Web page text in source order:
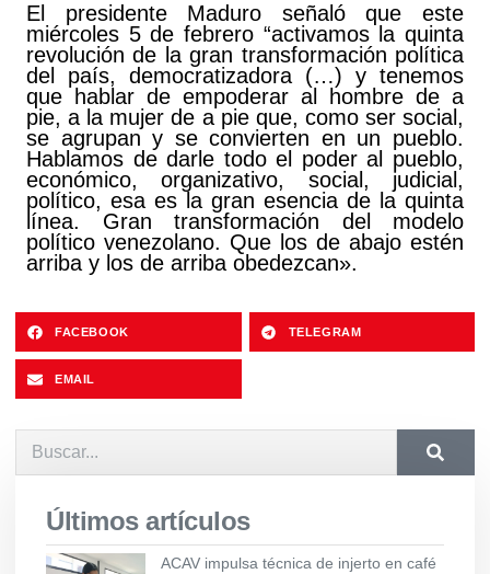
El presidente Maduro señaló que este
miércoles 5 de febrero “activamos la quinta
revolución de la gran transformación política
del país, democratizadora (…) y tenemos
que hablar de empoderar al hombre de a
pie, a la mujer de a pie que, como ser social,
se agrupan y se convierten en un pueblo.
Hablamos de darle todo el poder al pueblo,
económico, organizativo, social, judicial,
político, esa es la gran esencia de la quinta
línea. Gran transformación del modelo
político venezolano. Que los de abajo estén
arriba y los de arriba obedezcan».
FACEBOOK TELEGRAM
EMAIL
Últimos artículos
ACAV impulsa técnica de injerto en café